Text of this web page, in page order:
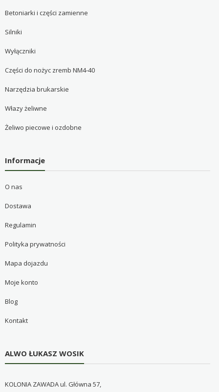
Betoniarki i części zamienne
Silniki
Wyłączniki
Części do nożyc zremb NM4-40
Narzędzia brukarskie
Włazy żeliwne
Żeliwo piecowe i ozdobne
Informacje
O nas
Dostawa
Regulamin
Polityka prywatności
Mapa dojazdu
Moje konto
Blog
Kontakt
ALWO ŁUKASZ WOSIK
KOLONIA ZAWADA ul. Główna 57,